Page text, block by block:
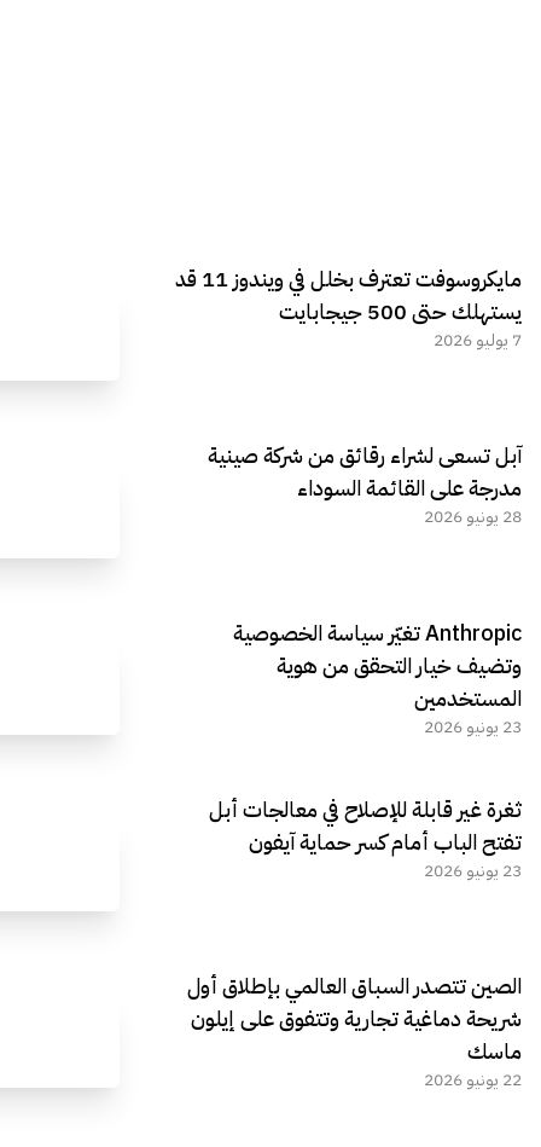
مايكروسوفت تعترف بخلل في ويندوز 11 قد
يستهلك حتى 500 جيجابايت
7 يوليو 2026
آبل تسعى لشراء رقائق من شركة صينية
مدرجة على القائمة السوداء
28 يونيو 2026
Anthropic تغيّر سياسة الخصوصية
وتضيف خيار التحقق من هوية
المستخدمين
23 يونيو 2026
ثغرة غير قابلة للإصلاح في معالجات أبل
تفتح الباب أمام كسر حماية آيفون
23 يونيو 2026
الصين تتصدر السباق العالمي بإطلاق أول
شريحة دماغية تجارية وتتفوق على إيلون
ماسك
22 يونيو 2026